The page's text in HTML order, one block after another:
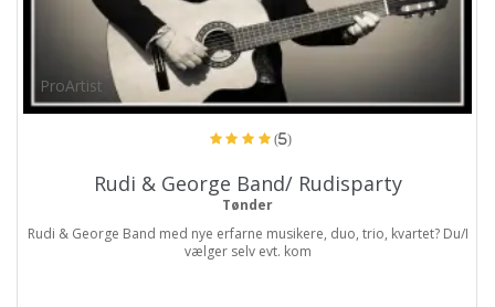
ProArtist
(5)
Rudi & George Band/ Rudisparty
Tønder
Rudi & George Band med nye erfarne musikere, duo, trio, kvartet? Du/I
vælger selv evt. kom